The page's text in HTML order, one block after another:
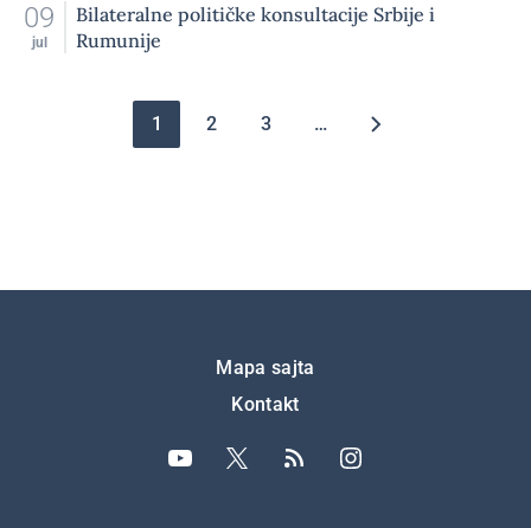
09
jul
Bilateralne političke konsultacije Srbije i
Rumunije
Pagination
1 2 3 …
Mapa sajta
Kontakt